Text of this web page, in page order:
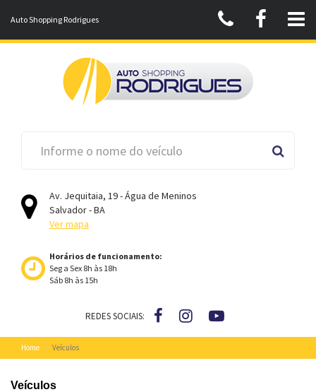
Auto Shopping Rodrigues
Av. Jequitaia, 19 - Água de Meninos
Salvador - BA
Ver mapa
Horários de funcionamento:
Seg a Sex 8h às 18h
Sáb 8h às 15h
REDES SOCIAIS:
Home Veículos
Veículos